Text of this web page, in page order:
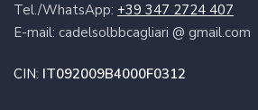
Tel./WhatsApp: +39 347 2724 407
E-mail: cadelsolbbcagliari @ gmail.com
CIN: IT092009B4000F0312